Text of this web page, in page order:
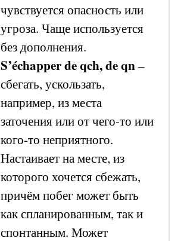
чувствуется опасность или
угроза. Чащеиспользуется
без дополнения.
S’échapperde qch, de qn–
сбегать, ускользать,
например, из места
заточения или от чего-то или
кого-то неприятного.
Настаивает на месте, из
которого хочется сбежать,
причём побег может быть
как спланированным, так и
спонтанным. Может